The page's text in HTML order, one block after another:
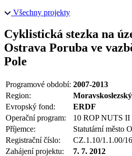
Všechny projekty
Cyklistická stezka na
Ostrava Poruba ve
Pole
Programové období: 2007-2013
Region:
Evropský fond:
ERDF
Operační program:
10 ROP NUTS II
Příjemce:
Statutární město
Registrační číslo:
CZ.1.10/1.1.00/
Zahájení projektu:
7. 7. 2012